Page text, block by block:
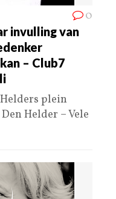
0
invulling van
– Club7
plein
Helder – Vele